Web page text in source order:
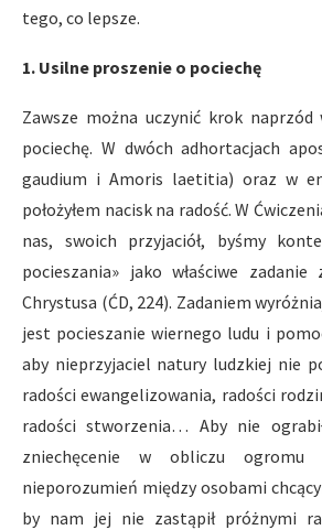
tego, co lepsze.
1. Usilne proszenie o pociechę
Zawsze można uczynić krok
pociechę. W dwóch adhortacjach
gaudium i Amoris laetitia) oraz w
położyłem nacisk na radość. W
nas, swoich przyjaciół, byśmy
pocieszania» jako właściwe zadanie
Chrystusa (ĆD, 224). Zadaniem
jest pocieszanie wiernego ludu i
aby nieprzyjaciel natury ludzkiej nie
radości ewangelizowania, radości
radości stworzenia… Aby nie
zniechęcenie w obliczu
nieporozumień między osobami
by nam jej nie zastąpił próżnymi